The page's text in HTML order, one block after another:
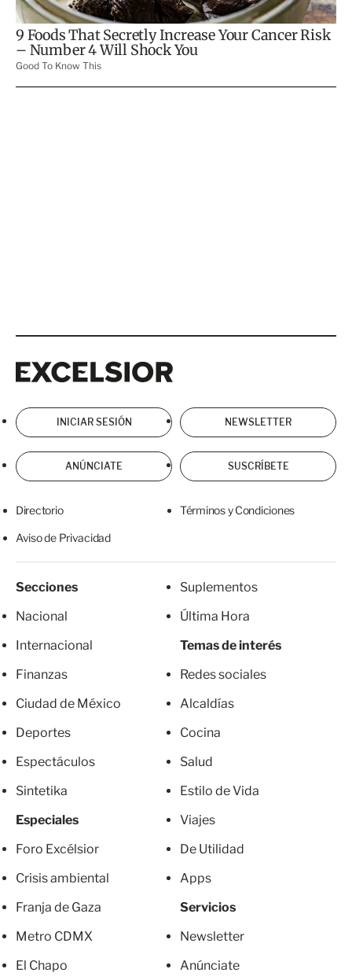
INICIAR SESIÓN NEWSLETTER
ANÚNCIATE SUSCRÍBETE
Directorio Términos y Condiciones
Aviso de Privacidad
Secciones
Nacional
Internacional
Finanzas
Ciudad de México
Deportes
Espectáculos
Sintetika
Especiales
Foro Excélsior
Crisis ambiental
Franja de Gaza
Metro CDMX
El Chapo
Suplementos
Última Hora
Temas de interés
Redes sociales
Alcaldías
Cocina
Salud
Estilo de Vida
Viajes
De Utilidad
Apps
Servicios
Newsletter
Anúnciate